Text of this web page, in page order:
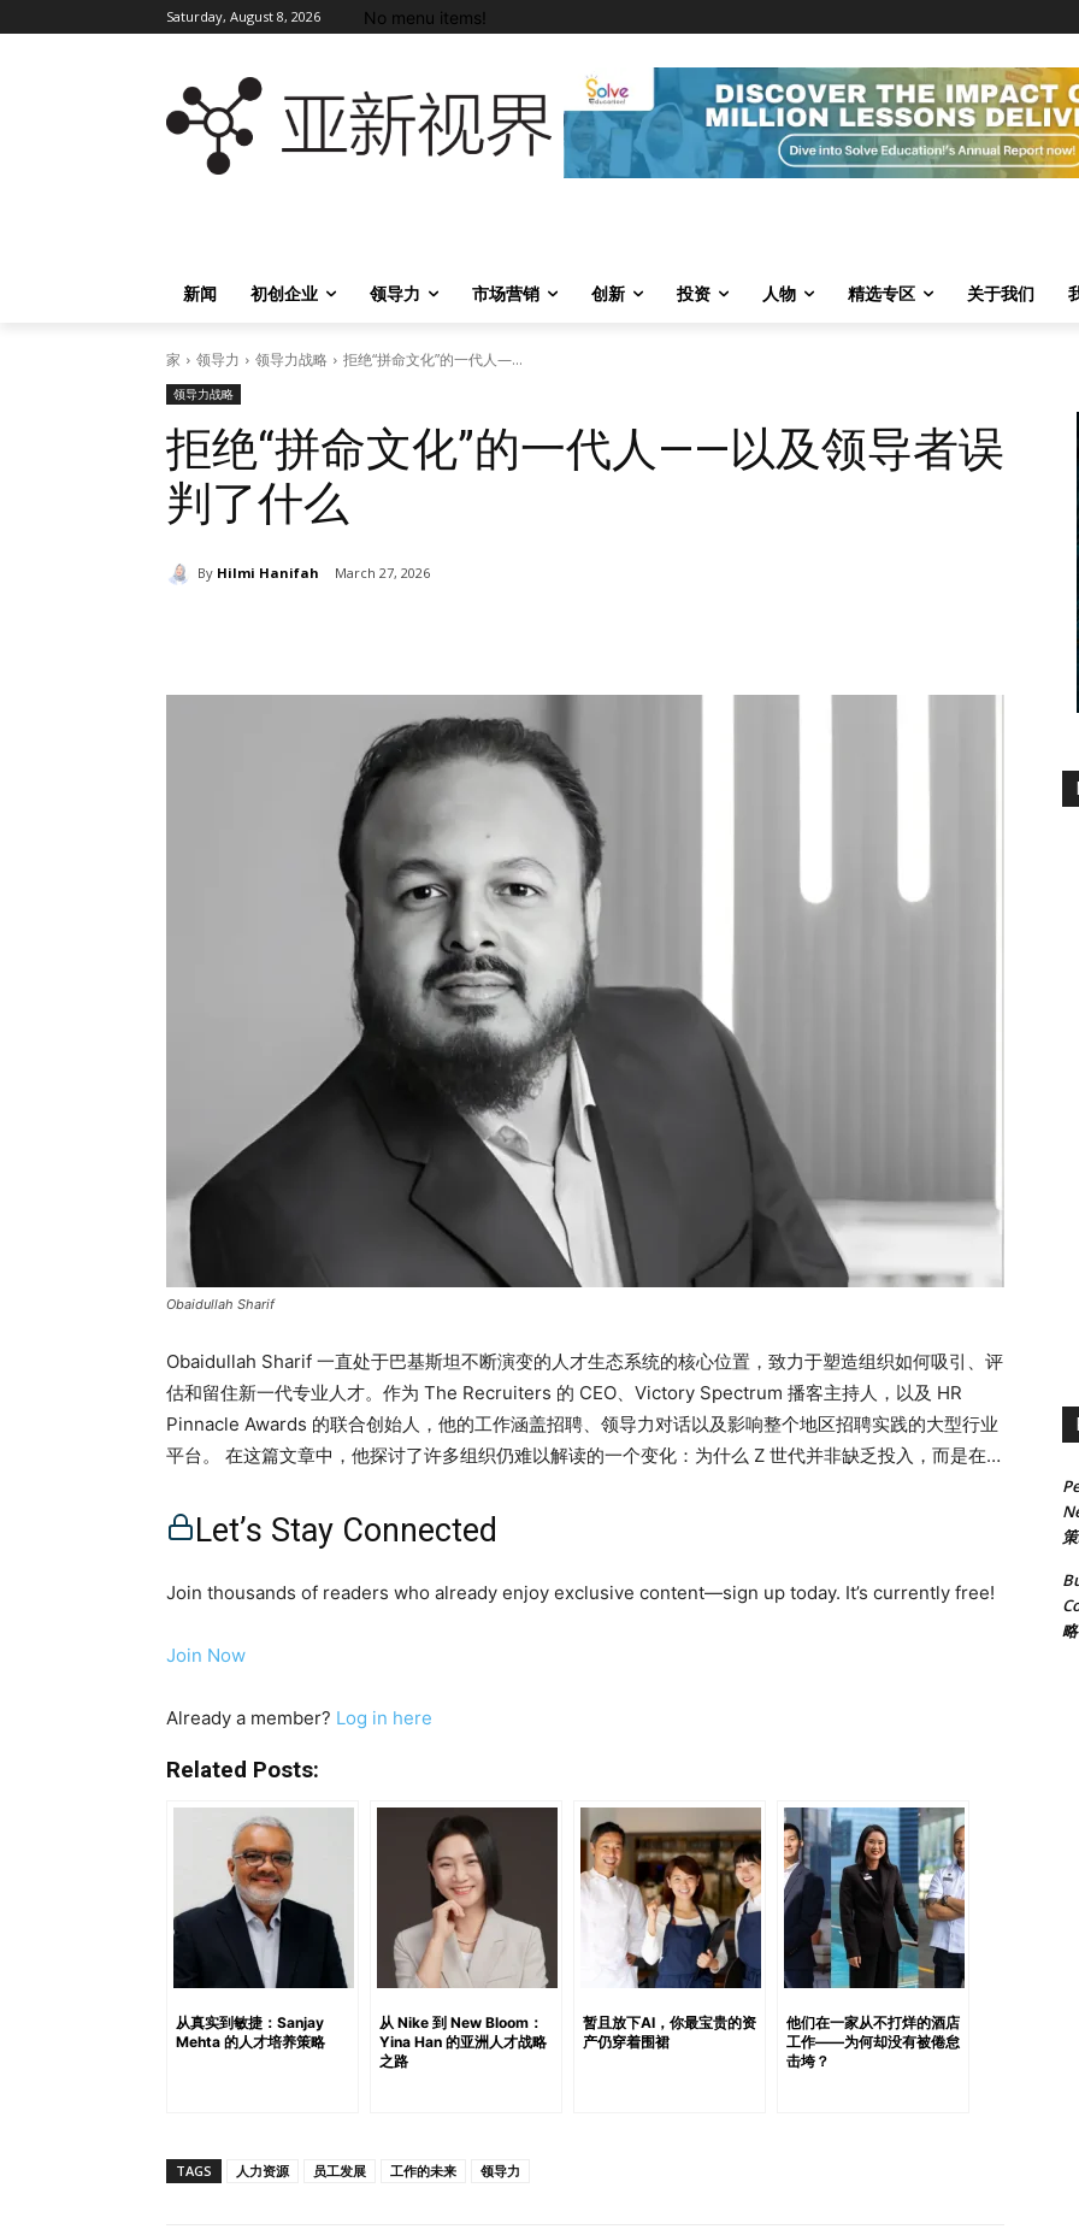
Saturday, August 8, 2026 No menu items!
新闻
初创企业 领导力 市场营销 创新 投资 人物 精选专区 关于我们
家 领导力 领导力战略 拒绝“拼命文化”的一代人—...
领导力战略
拒绝“拼命文化”的一代人——以及领导者误
判了什么
By Hilmi Hanifah March 27, 2026
Obaidullah Sharif
Obaidullah Sharif 一直处于巴基斯坦不断演变的人才生态系统的核心位置，致力于塑造组织如何吸引、评
估和留住新一代专业人才。作为 The Recruiters 的 CEO、Victory Spectrum 播客主持人，以及 HR
Pinnacle Awards 的联合创始人，他的工作涵盖招聘、领导力对话以及影响整个地区招聘实践的大型行业
平台。 在这篇文章中，他探讨了许多组织仍难以解读的一个变化：为什么 Z 世代并非缺乏投入，而是在从
可见影响驱动的劳动力环境中保持相关性，他们必须重新思考什么。 这不仅仅是代际观察，更是一场组织
无法忽视的领导力重塑。 亮点工作不再只是稳定——而是意义缺乏背景，表现就会停滞反馈不再是流程
——而是系统让成果可见让即时认可成为常态在努力“新鲜”时给予奖励领导力需要迅速跟上结语：真正的
si=5b403387b170444a 工作不再只是稳定——而是意义 几十年来，企业的承诺建立在“稳定”之上：努
们真正反对的是那些与实际影响脱节的努力。 在多种招聘与员工留任的案例中，一个共同模式逐渐显现：
作为核心原因。 相反，问题往往以另一种方式呈现：他们无法清晰看到自己的工作“为什么重要”。 这正是
乏明确联系时，动力便会停滞——这不是因为能力不足，而是因为意义不清晰。 缺乏背景，表现就会停滞
Z 世代最显著的变化之一，是他们对“背景信息”的需求。 仅有任务本身已经不够。理解任务背后的“为什
么”变得至关重要。 设想一个常见的职场场景：一名员工被要求整理报告或管理数据集。输出可能在技术
上是正确的，但投入程度仍然有限。 现在加入背景信息：这份报告直接帮助提升关键客户的效率，或支持
影响收入或可持续发展目标的战略决策。 工作的性质没有改变——但参与度却发生了变化。 差异不在技
能，而在“可见性”。 对于领导者而言，这带来了新的要求：透明度不再是可选项，而是运营必需。 这意味
着： ● 将日常任务与可衡量的结果连接起来● 让 KPI 具有实际意义，而不仅是机械指标● 解释个人贡献
如何影响更广泛的目标 对于 Z 世代而言，“意义”不是附加值，而是基本要求。 反馈不再是流程——而是
了弥合这一差距，组织正开始从周期性反馈转向持续性的认可与响应系统。…
Let’s Stay Connected
Join thousands of readers who already enjoy exclusive content—sign up today. It’s currently free!
Join Now
Already a member? Log in here
Related Posts:
从真实到敏捷：Sanjay
Mehta 的人才培养策略
从 Nike 到 New Bloom：
Yina Han 的亚洲人才战略
之路
暂且放下AI，你最宝贵的资
产仍穿着围裙
他们在一家从不打烊的酒店
工作——为何却没有被倦怠
击垮？
TAGS 人力资源 员工发展 工作的未来 领导力